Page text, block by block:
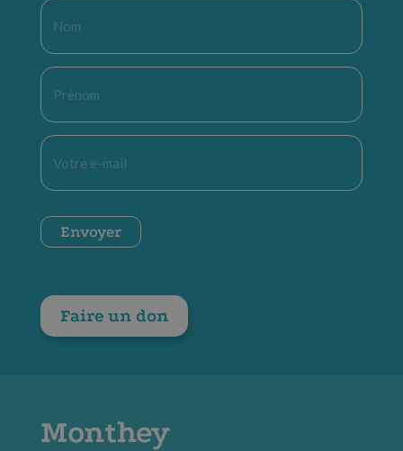
Nom
Prénom
E-
mail
CAPTCHA
Envoyer
Faire un don
Monthey